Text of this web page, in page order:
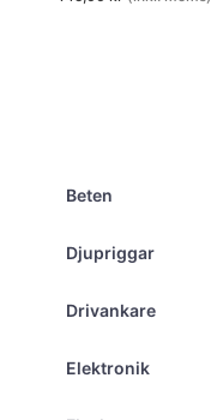
Beten
Djupriggar
Drivankare
Elektronik